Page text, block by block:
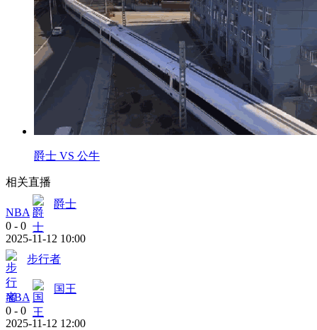
爵士 VS 公牛
相关直播
NBA
爵士
0 - 0
2025-11-12 10:00
步行者
NBA
国王
0 - 0
2025-11-12 12:00